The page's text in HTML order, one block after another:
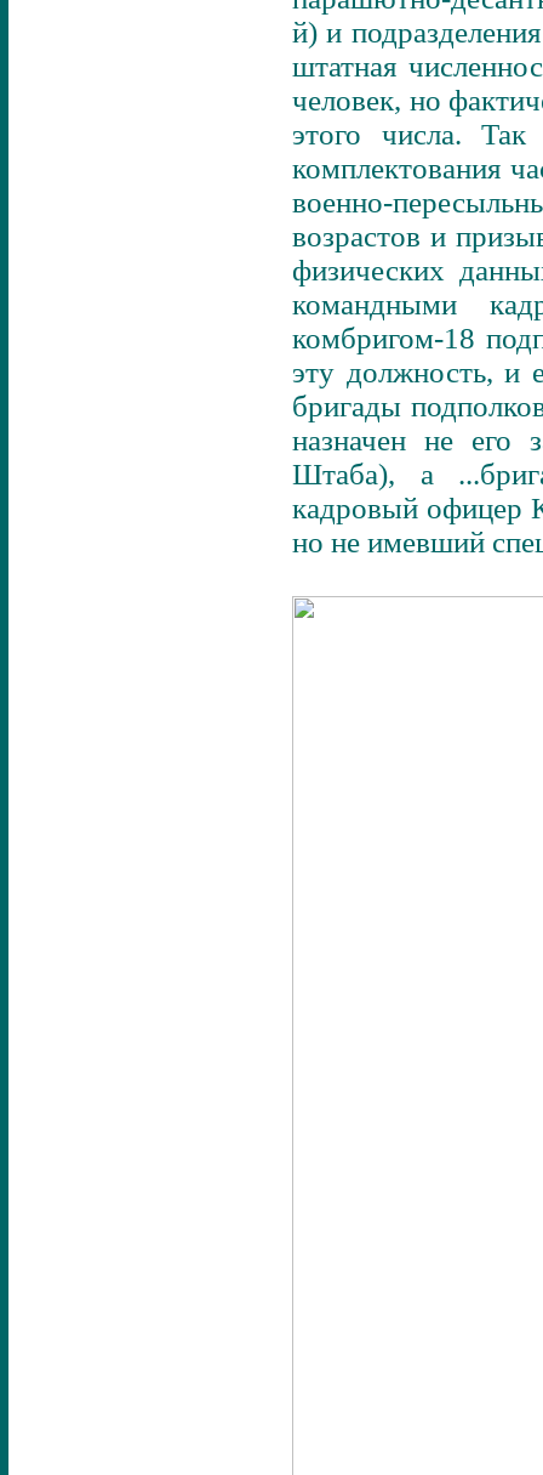
й) и
штатная
человек, но
этого числа. Так
комплектования
военно-
возрастов и
физических
командными
комбригом-18
эту должность, и
бригады
назначен не его
Штаба), а
кадровый офицер
но не имевший